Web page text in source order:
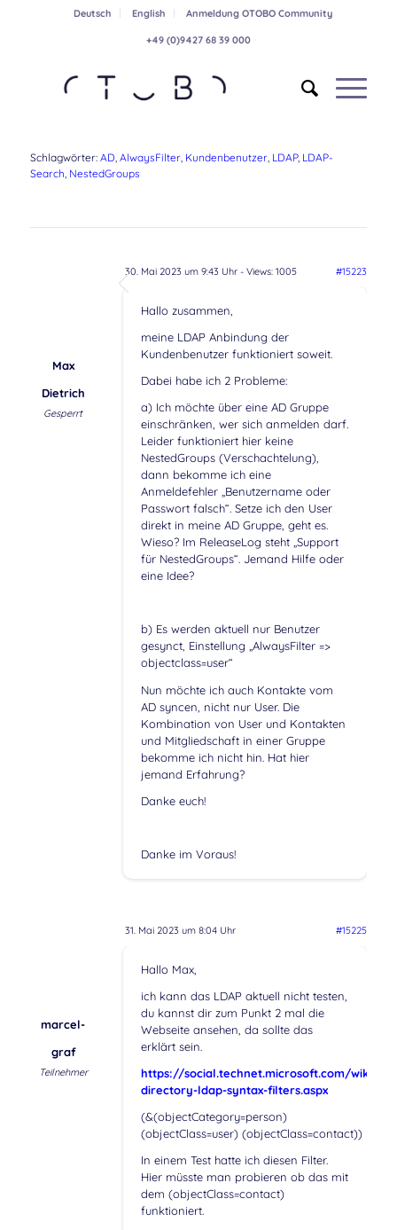
Deutsch English Anmeldung OTOBO Community
+49 (0)9427 68 39 000
Schlagwörter: AD, AlwaysFilter, Kundenbenutzer, LDAP, LDAP-
Search, NestedGroups
30. Mai 2023 um 9:43 Uhr- Views: 1005 #15223
Max
Dietrich
Gesperrt
Hallo zusammen,
meine LDAP Anbindung der
Kundenbenutzer funktioniert soweit.
Dabei habe ich 2 Probleme:
a) Ich möchte über eine AD Gruppe
einschränken, wer sich anmelden darf.
Leider funktioniert hier keine
NestedGroups (Verschachtelung),
dann bekomme ich eine
Anmeldefehler „Benutzername oder
Passwort falsch“. Setze ich den User
direkt in meine AD Gruppe, geht es.
Wieso? Im ReleaseLog steht „Support
für NestedGroups“. Jemand Hilfe oder
eine Idee?
b) Es werden aktuell nur Benutzer
gesynct, Einstellung „AlwaysFilter =>
objectclass=user“
Nun möchte ich auch Kontakte vom
AD syncen, nicht nur User. Die
Kombination von User und Kontakten
und Mitgliedschaft in einer Gruppe
bekomme ich nicht hin. Hat hier
jemand Erfahrung?
Danke euch!
Danke im Voraus!
31. Mai 2023 um 8:04 Uhr #15225
marcel-
graf
Teilnehmer
Hallo Max,
ich kann das LDAP aktuell nicht testen,
du kannst dir zum Punkt 2 mal die
Webseite ansehen, da sollte das
erklärt sein.
https://social.technet.microsoft.com/wiki/
directory-ldap-syntax-filters.aspx
(&(objectCategory=person)
(objectClass=user) (objectClass=contact))
In einem Test hatte ich diesen Filter.
Hier müsste man probieren ob das mit
dem (objectClass=contact)
funktioniert.